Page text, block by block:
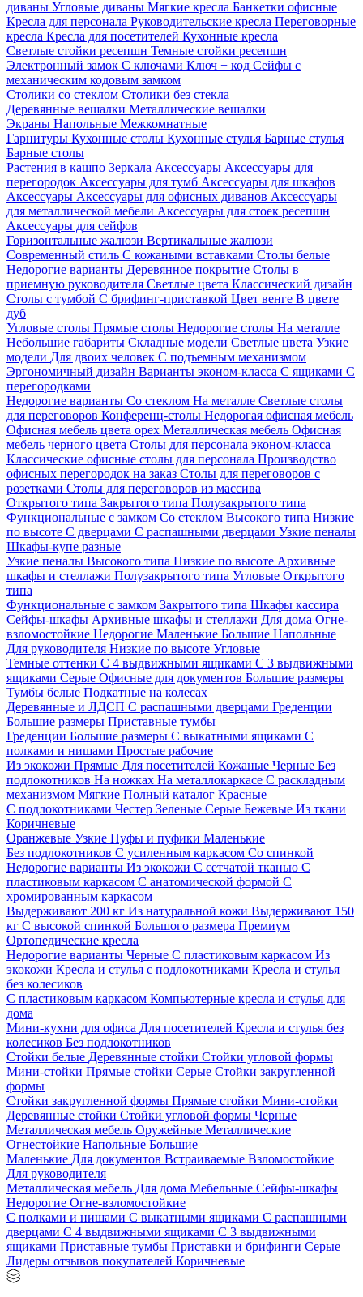
диваны Угловые диваны Мягкие кресла Банкетки офисные
Кресла для персонала Руководительские кресла Переговорные
кресла Кресла для посетителей Кухонные кресла
Светлые стойки ресепшн Темные стойки ресепшн
Электронный замок С ключами Ключ + код Сейфы с
механическим кодовым замком
Столики со стеклом Столики без стекла
Деревянные вешалки Металлические вешалки
Экраны Напольные Межкомнатные
Гарнитуры Кухонные столы Кухонные стулья Барные стулья
Барные столы
Растения в кашпо Зеркала Аксессуары Аксессуары для
перегородок Аксессуары для тумб Аксессуары для шкафов
Аксессуары Аксессуары для офисных диванов Аксессуары
для металлической мебели Аксессуары для стоек ресепшн
Аксессуары для сейфов
Горизонтальные жалюзи Вертикальные жалюзи
Современный стиль С кожаными вставками Столы белые
Недорогие варианты Деревянное покрытие Столы в
приемную руководителя Светлые цвета Классический дизайн
Столы с тумбой С брифинг-приставкой Цвет венге В цвете
дуб
Угловые столы Прямые столы Недорогие столы На металле
Небольшие габариты Складные модели Светлые цвета Узкие
модели Для двоих человек С подъемным механизмом
Эргономичный дизайн Варианты эконом-класса С ящиками С
перегородками
Недорогие варианты Со стеклом На металле Светлые столы
для переговоров Конференц-столы Недорогая офисная мебель
Офисная мебель цвета орех Металлическая мебель Офисная
мебель черного цвета Столы для персонала эконом-класса
Классические офисные столы для персонала Производство
офисных перегородок на заказ Столы для переговоров с
розетками Столы для переговоров из массива
Открытого типа Закрытого типа Полузакрытого типа
Функциональные с замком Со стеклом Высокого типа Низкие
по высоте С дверцами С распашными дверцами Узкие пеналы
Шкафы-купе разные
Узкие пеналы Высокого типа Низкие по высоте Архивные
шкафы и стеллажи Полузакрытого типа Угловые Открытого
типа
Функциональные с замком Закрытого типа Шкафы кассира
Сейфы-шкафы Архивные шкафы и стеллажи Для дома Огне-
взломостойкие Недорогие Маленькие Большие Напольные
Для руководителя Низкие по высоте Угловые
Темные оттенки С 4 выдвижными ящиками С 3 выдвижными
ящиками Серые Офисные для документов Большие размеры
Тумбы белые Подкатные на колесах
Деревянные и ЛДСП С распашными дверцами Греденции
Большие размеры Приставные тумбы
Греденции Большие размеры С выкатными ящиками С
полками и нишами Простые рабочие
Из экокожи Прямые Для посетителей Кожаные Черные Без
подлокотников На ножках На металлокаркасе С раскладным
механизмом Мягкие Полный каталог Красные
С подлокотниками Честер Зеленые Серые Бежевые Из ткани
Коричневые
Оранжевые Узкие Пуфы и пуфики Маленькие
Без подлокотников С усиленным каркасом Со спинкой
Недорогие варианты Из экокожи С сетчатой тканью С
пластиковым каркасом С анатомической формой С
хромированным каркасом
Выдерживают 200 кг Из натуральной кожи Выдерживают 150
кг С высокой спинкой Большого размера Премиум
Ортопедические кресла
Недорогие варианты Черные С пластиковым каркасом Из
экокожи Кресла и стулья с подлокотниками Кресла и стулья
без колесиков
С пластиковым каркасом Компьютерные кресла и стулья для
дома
Мини-кухни для офиса Для посетителей Кресла и стулья без
колесиков Без подлокотников
Стойки белые Деревянные стойки Стойки угловой формы
Мини-стойки Прямые стойки Серые Стойки закругленной
формы
Стойки закругленной формы Прямые стойки Мини-стойки
Деревянные стойки Стойки угловой формы Черные
Металлическая мебель Оружейные Металлические
Огнестойкие Напольные Большие
Маленькие Для документов Встраиваемые Взломостойкие
Для руководителя
Металлическая мебель Для дома Мебельные Сейфы-шкафы
Недорогие Огне-взломостойкие
С полками и нишами С выкатными ящиками С распашными
дверцами С 4 выдвижными ящиками С 3 выдвижными
ящиками Приставные тумбы Приставки и брифинги Серые
Лидеры отзывов покупателей Коричневые